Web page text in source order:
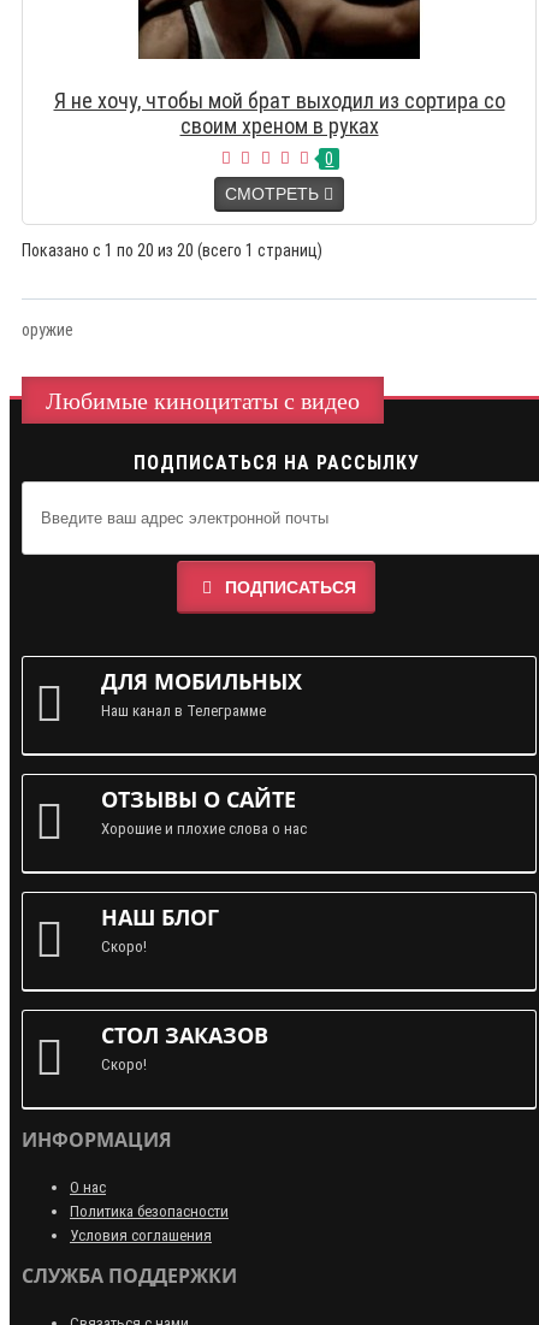
Я не хочу, чтобы мой брат выходил из сортира со
своим хреном в руках
0
СМОТРЕТЬ
Показано с 1 по 20 из 20 (всего 1 страниц)
оружие
Любимые киноцитаты с видео
ПОДПИСАТЬСЯ НА РАССЫЛКУ
ПОДПИСАТЬСЯ
ДЛЯ МОБИЛЬНЫХ
Наш канал в Телеграмме
ОТЗЫВЫ О САЙТЕ
Хорошие и плохие слова о нас
НАШ БЛОГ
Скоро!
СТОЛ ЗАКАЗОВ
Скоро!
ИНФОРМАЦИЯ
О нас
Политика безопасности
Условия соглашения
СЛУЖБА ПОДДЕРЖКИ